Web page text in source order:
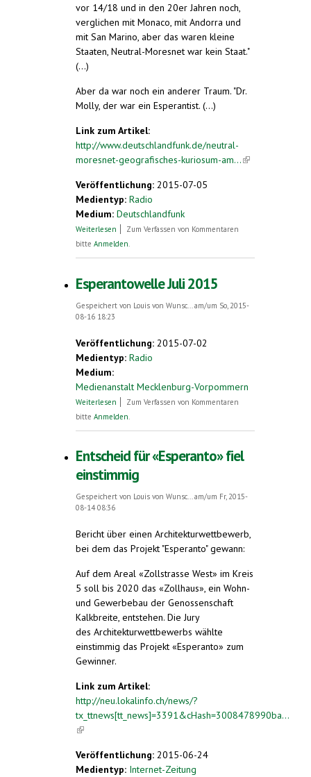
vor 14/18 und in den 20er Jahren noch,
verglichen mit Monaco, mit Andorra und
mit San Marino, aber das waren kleine
Staaten, Neutral-Moresnet war kein Staat."
(...)
Aber da war noch ein anderer Traum. "Dr.
Molly, der war ein Esperantist. (...)
Link zum Artikel:
http://www.deutschlandfunk.de/neutral-
moresnet-geografisches-kuriosum-am...(link is
Veröffentlichung: 2015-07-05
Medientyp: Radio
Medium: Deutschlandfunk
Weiterlesen über Neutral-Moresnet. Geografisches
Zum Verfassen von Kommentaren
bitte Anmelden.
Esperantowelle Juli 2015
Gespeichert von Louis von Wunsc...
am/um So, 2015-
08-16 18:23
Veröffentlichung: 2015-07-02
Medientyp: Radio
Medium:
Medienanstalt Mecklenburg-Vorpommern
Weiterlesen über Esperantowelle Juli 2015
Zum Verfassen von Kommentaren
bitte Anmelden
Entscheid für «Esperanto» fiel
einstimmig
Gespeichert von Louis von Wunsc...am/um Fr, 2015-
08-14 08:36
Bericht über einen Architekturwettbewerb,
bei dem das Projekt "Esperanto" gewann:
Auf dem Areal «Zollstrasse West» im Kreis
5 soll bis 2020 das «Zollhaus», ein Wohn-
und Gewerbebau der Genossenschaft
Kalkbreite, entstehen. Die Jury
des Architekturwettbewerbs wählte
einstimmig das Projekt «Esperanto» zum
Gewinner.
Link zum Artikel:
http://neu.lokalinfo.ch/news/?
tx_ttnews[tt_news]=3391&cHash=3008478990ba...
(link is external)
Veröffentlichung: 2015-06-24
Medientyp: Internet-Zeitung